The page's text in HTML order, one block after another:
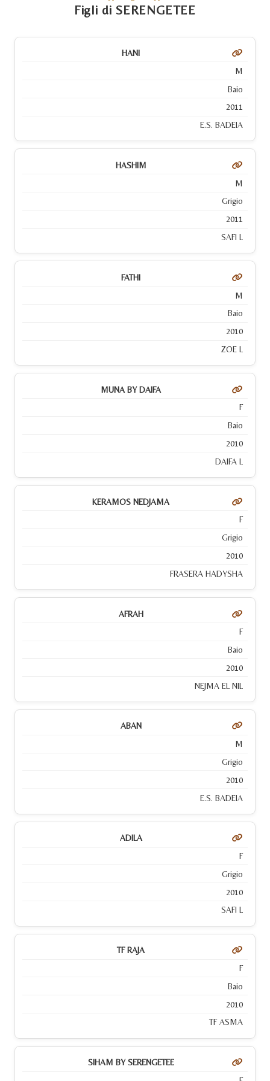
Figli di SERENGETEE
HANI
M
Baio
2011
E.S. BADEIA
HASHIM
M
Grigio
2011
SAFI L
FATHI
M
Baio
2010
ZOE L
MUNA BY DAIFA
F
Baio
2010
DAIFA L
KERAMOS NEDJAMA
F
Grigio
2010
FRASERA HADYSHA
AFRAH
F
Baio
2010
NEJMA EL NIL
ABAN
M
Grigio
2010
E.S. BADEIA
ADILA
F
Grigio
2010
SAFI L
TF RAJA
F
Baio
2010
TF ASMA
SIHAM BY SERENGETEE